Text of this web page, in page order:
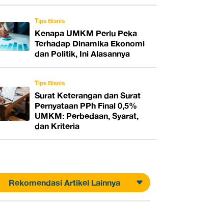
Tips Bisnis
Kenapa UMKM Perlu Peka
Terhadap Dinamika Ekonomi
dan Politik, Ini Alasannya
Tips Bisnis
Surat Keterangan dan Surat
Pernyataan PPh Final 0,5%
UMKM: Perbedaan, Syarat,
dan Kriteria
Rekomendasi Artikel Lainnya